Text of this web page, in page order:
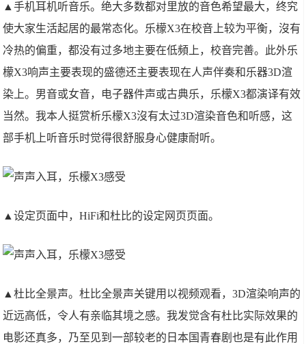
▲手机耳机听音乐。绝大多数都对里放的音色希望最大，终究
使大家生活起居的最常态化。乐檬X3在校音上较为平衡，沒有
冷热的偏重，都没有过多地主要在低頻上，校音完善。此外乐
檬X3响声主要表现的盛德还主要表现在人声伴奏和乐器3D渲
染上。男音或女音，电子器件声或古典乐，乐檬X3都演译有效
当然。我本人挺赏析乐檬X3沒有太过3D渲染音色和听感，这
部手机上听音乐时觉得很舒服身心健康耐听。
▲设定页面中，HiFi和杜比的设定网页页面。
▲杜比全景声。杜比全景声关键用以视频观看，3D渲染响声的
近远高低，令人有亲临其境之感。我发觉含有杜比实际效果的
电影还真多，乃至见到一部较老的日本国青春剧也是有此作用